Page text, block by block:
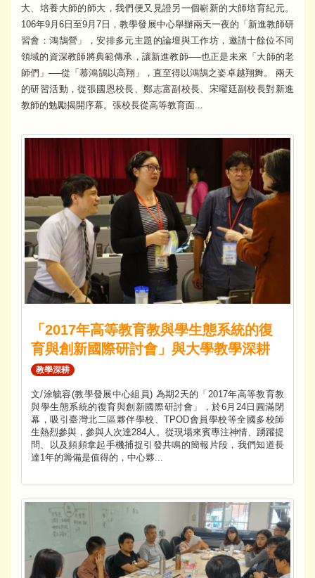
大、培養大師的師大，我們便又見證另一個嶄新的大師培育紀元。
106年9月6日至9月7日，教學發展中心舉辦兩天一夜的「新進教師研
習會：鴻鵠營」，安排多元主題的論壇與工作坊，邀請十餘位不同
領域的資深教師將典範傳承，讓新進教師──也正是未來「大師的老
師們」──從「慕鴻鵠以高翔」，直至得以鴻鵠之姿卓越翔舞。 兩天
的研習活動，從張國恩校長、鄭志富副校長、宋曜廷副校長對新進
教師的勉勵揭開序幕。張校長從高等教育面...
「2017年高等教育教與學生態系統的復
育與創新國際研討會」與大學教學深耕
教學深耕
文/涂毓容(教學發展中心組員) 為期2天的「2017年高等教育教
與學生態系統的復育與創新國際研討會」，於6月24日圓滿閉
幕，吸引臺灣北二區夥伴學校、TPOD會員學校等全國多校師
生熱烈參與，參與人次達284人。從現場來賓專注神情、踴躍提
問、以及頻頻拿起手機捕捉引發共鳴的簡報片段，我們知道長
達1年的籌備是值得的，中心夥...